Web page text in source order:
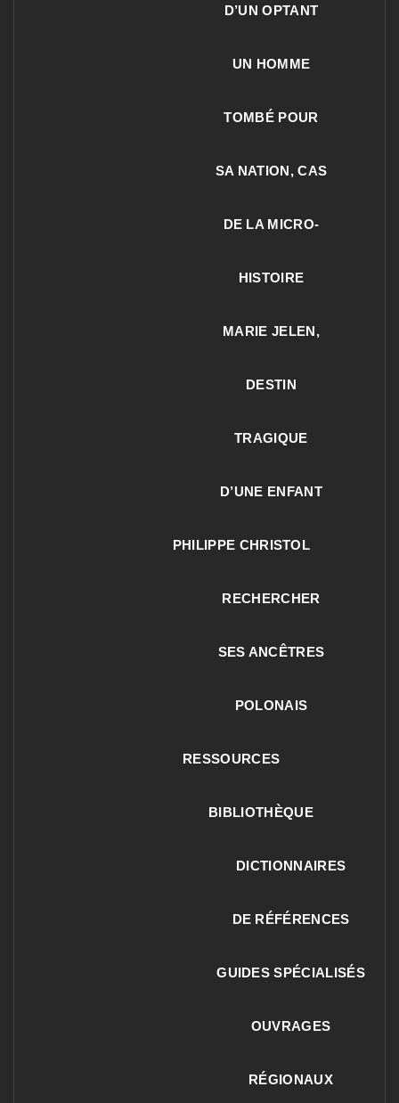
D’UN OPTANT
UN HOMME
TOMBÉ POUR
SA NATION, CAS
DE LA MICRO-
HISTOIRE
MARIE JELEN,
DESTIN
TRAGIQUE
D’UNE ENFANT
PHILIPPE CHRISTOL
RECHERCHER
SES ANCÊTRES
POLONAIS
RESSOURCES
BIBLIOTHÈQUE
DICTIONNAIRES
DE RÉFÉRENCES
GUIDES SPÉCIALISÉS
OUVRAGES
RÉGIONAUX